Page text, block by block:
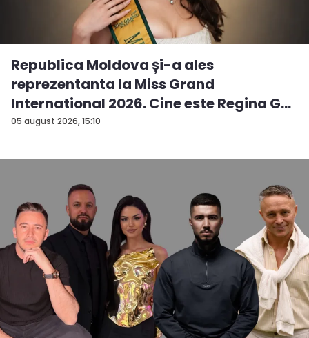
05 august 2026, 15:10
Republica Moldova și-a ales
reprezentanta la Miss Grand
International 2026. Cine este Regina G...